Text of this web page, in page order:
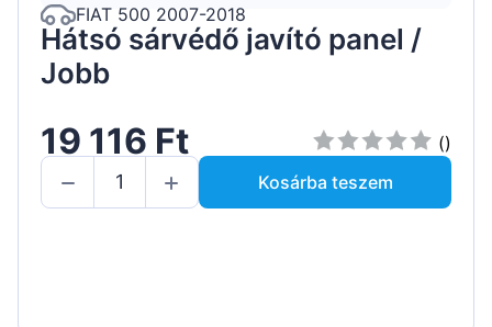
FIAT 500 2007-2018
Hátsó sárvédő javító panel /
Jobb
19 116 Ft
()
Kosárba teszem